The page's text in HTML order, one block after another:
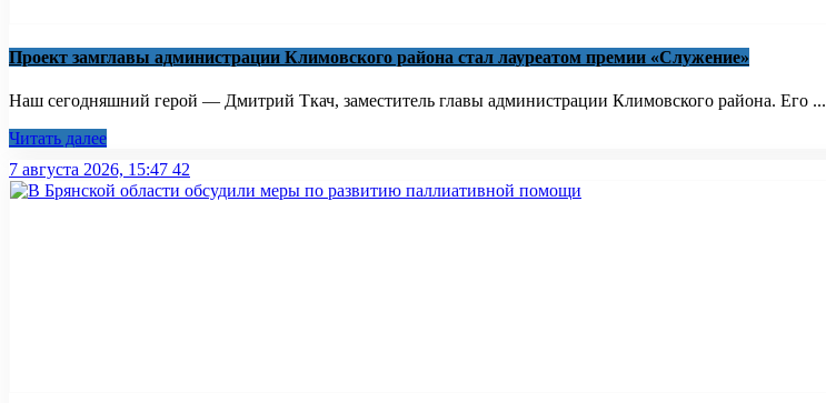
Проект замглавы администрации Климовского района стал лауреатом премии «Служение»
Наш сегодняшний герой — Дмитрий Ткач, заместитель главы администрации Климовского района. Его ...
Читать далее
7 августа 2026, 15:47 42